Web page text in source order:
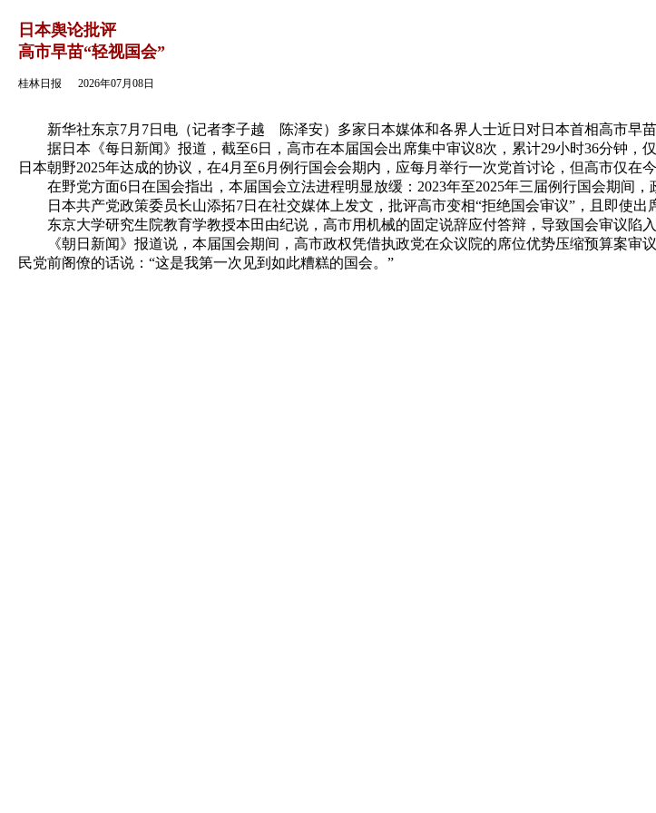
日本舆论批评
高市早苗“轻视国会”
桂林日报 2026年07月08日
新华社东京7月7日电（记者李子越 陈泽安）多家日本媒体和各界人士近日对日本首相高市早苗
据日本《每日新闻》报道，截至6日，高市在本届国会出席集中审议8次，累计29小时36分钟，
日本朝野2025年达成的协议，在4月至6月例行国会会期内，应每月举行一次党首讨论，但高市仅在
在野党方面6日在国会指出，本届国会立法进程明显放缓：2023年至2025年三届例行国会期间，
日本共产党政策委员长山添拓7日在社交媒体上发文，批评高市变相“拒绝国会审议”，且即使出
东京大学研究生院教育学教授本田由纪说，高市用机械的固定说辞应付答辩，导致国会审议陷
《朝日新闻》报道说，本届国会期间，高市政权凭借执政党在众议院的席位优势压缩预算案审
民党前阁僚的话说：“这是我第一次见到如此糟糕的国会。”